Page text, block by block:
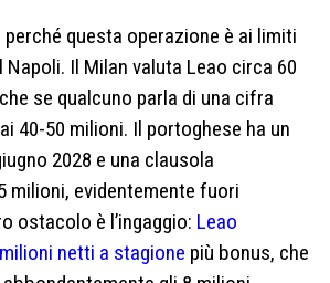
perché questa operazione è ai limiti
Il Milan valuta Leao circa 60
se qualcuno parla di una cifra
40-50 milioni. Il portoghese ha un
2028 e una clausola
milioni, evidentemente fuori
ostacolo è l’ingaggio: Leao
netti a stagione più bonus, che